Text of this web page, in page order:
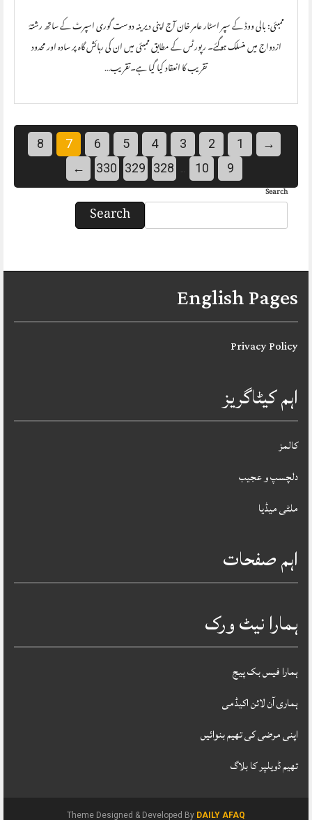
Search
Search
ممبئی: بالی ووڈ کے سپر اسٹار عامر خان آج اپنی دیرینہ دوست گوری اسپرٹ کے ساتھ رشتۂ
ازدواج میں منسلک ہوگئے۔ رپورٹس کے مطابق ممبئی میں ان کی رہائش گاہ پر سادہ اور محدود
تقریب کا انعقاد کیا گیا ہے۔تقریب…
→
1
2
3
4
5
6
7
8
9
10
328
329
330
←
English Pages
Privacy Policy
اہم کیٹاگریز
کالمز
دلچسپ و عجیب
ملٹی میڈیا
اہم صفحات
ہمارا نیٹ ورک
ہمارا فیس بک پیج
ہماری آن لائن اکیڈمی
اپنی مرضی کی تھیم بنوائیں
تھیم ڈویلپر کا بلاگ
Theme Designed & Developed By DAILY AFAQ